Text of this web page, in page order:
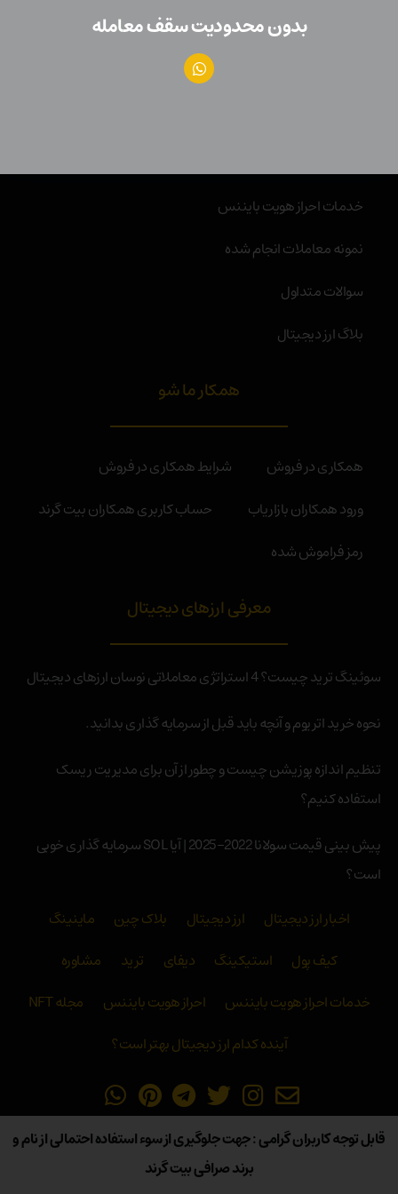
خدمات احراز هویت بایننس
نمونه معاملات انجام شده
سوالات متداول
بلاگ ارز دیجیتال
همکار ما شو
همکاری در فروش
شرایط همکاری در فروش
ورود همکاران بازاریاب
حساب کاربری همکاران بیت گرند
رمز فراموش شده
معرفی ارزهای دیجیتال
سوئینگ ترید چیست؟ 4 استراتژی معاملاتی نوسان ارزهای دیجیتال
نحوه خرید اتریوم و آنچه باید قبل از سرمایه گذاری بدانید.
تنظیم اندازه پوزیشن چیست و چطور از آن برای مدیریت ریسک
استفاده کنیم؟
پیش بینی قیمت سولانا 2022-2025 | آیا SOL سرمایه گذاری خوبی
است؟
اخبار ارز دیجیتال
ارز دیجیتال بلاک‌ چین
ماینینگ
کیف پول
استیکینگ دیفای ترید
مشاوره
خدمات احراز هویت بایننس
احراز هویت بایننس
مجله NFT
آینده کدام ارز دیجیتال بهتر است؟
قابل توجه کاربران گرامی : جهت جلوگیری از سوء استفاده احتمالی از نام و
برند صرافی بیت گرند
بدون محدودیت سقف معامله